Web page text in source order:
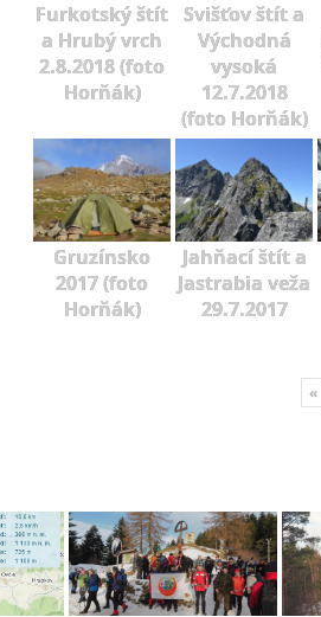
Furkotský štít
a Hrubý vrch
2.8.2018 (foto
Horňák)
Svišťov štít a
Východná
vysoká
12.7.2018
(foto Horňák)
Gruzínsko
2017 (foto
Horňák)
Jahňací štít a
Jastrabia veža
29.7.2017
«